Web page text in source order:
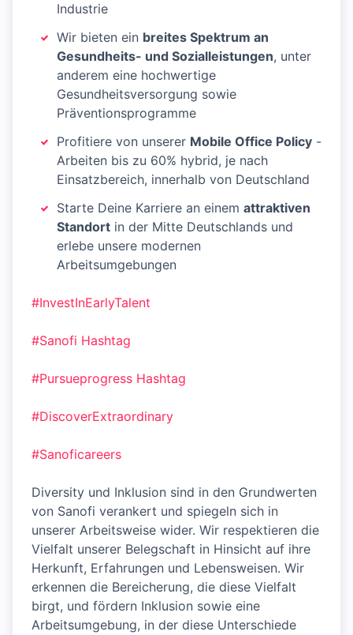
Industrie
Wir bieten ein breites Spektrum an
Gesundheits- und Sozialleistungen, unter
anderem eine hochwertige
Gesundheitsversorgung sowie
Präventionsprogramme
Profitiere von unserer Mobile Office Policy -
Arbeiten bis zu 60% hybrid, je nach
Einsatzbereich, innerhalb von Deutschland
Starte Deine Karriere an einem attraktiven
Standort in der Mitte Deutschlands und
erlebe unsere modernen
Arbeitsumgebungen
#InvestInEarlyTalent
#Sanofi Hashtag
#Pursueprogress Hashtag
#DiscoverExtraordinary
#Sanoficareers
Diversity und Inklusion sind in den Grundwerten
von Sanofi verankert und spiegeln sich in
unserer Arbeitsweise wider. Wir respektieren die
Vielfalt unserer Belegschaft in Hinsicht auf ihre
Herkunft, Erfahrungen und Lebensweisen. Wir
erkennen die Bereicherung, die diese Vielfalt
birgt, und fördern Inklusion sowie eine
Arbeitsumgebung, in der diese Unterschiede